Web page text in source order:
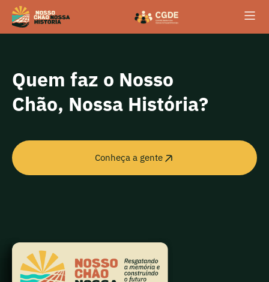
conteúdo
Quem faz o Nosso
Chão, Nossa História?
Conheça a gente